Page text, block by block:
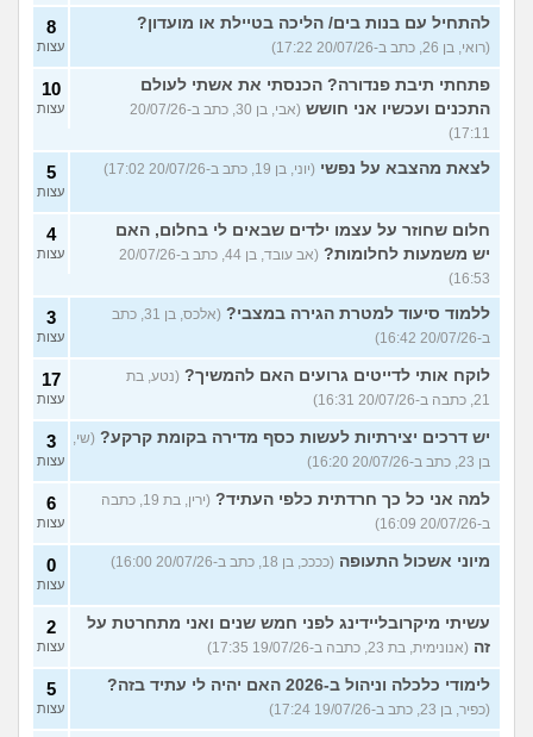
להתחיל עם בנות בים/ הליכה בטיילת או מועדון?
(רואי, בן 26, כתב ב-20/07/26 17:22)
8
עצות
פתחתי תיבת פנדורה? הכנסתי את אשתי לעולם
התכנים ועכשיו אני חושש
(אבי, בן 30, כתב ב-20/07/26
17:11)
10
עצות
לצאת מהצבא על נפשי (יוני, בן 19, כתב ב-20/07/26 17:02) 5
עצות
חלום שחוזר על עצמו ילדים שבאים לי בחלום, האם
יש משמעות לחלומות?
(אב עובד, בן 44, כתב ב-20/07/26
16:53)
4
עצות
ללמוד סיעוד למטרת הגירה במצבי?
(אלכס, בן 31, כתב
ב-20/07/26 16:42)
3
עצות
לוקח אותי לדייטים גרועים האם להמשיך? (נטע, בת
21, כתבה ב-20/07/26 16:31)
17
עצות
יש דרכים יצירתיות לעשות כסף מדירה בקומת קרקע? (שי,
בן 23, כתב ב-20/07/26 16:20)
3
עצות
למה אני כל כך חרדתית כלפי העתיד?
(ירין, בת 19, כתבה
ב-20/07/26 16:09)
6
עצות
מיוני אשכול התעופה (ככככ, בן 18, כתב ב-20/07/26 16:00) 0
עצות
עשיתי מיקרובליידינג לפני חמש שנים ואני מתחרטת על
זה (אנונימית, בת 23, כתבה ב-19/07/26 17:35)
2
עצות
לימודי כלכלה וניהול ב-2026 האם יהיה לי עתיד בזה?
(כפיר, בן 23, כתב ב-19/07/26 17:24)
5
עצות